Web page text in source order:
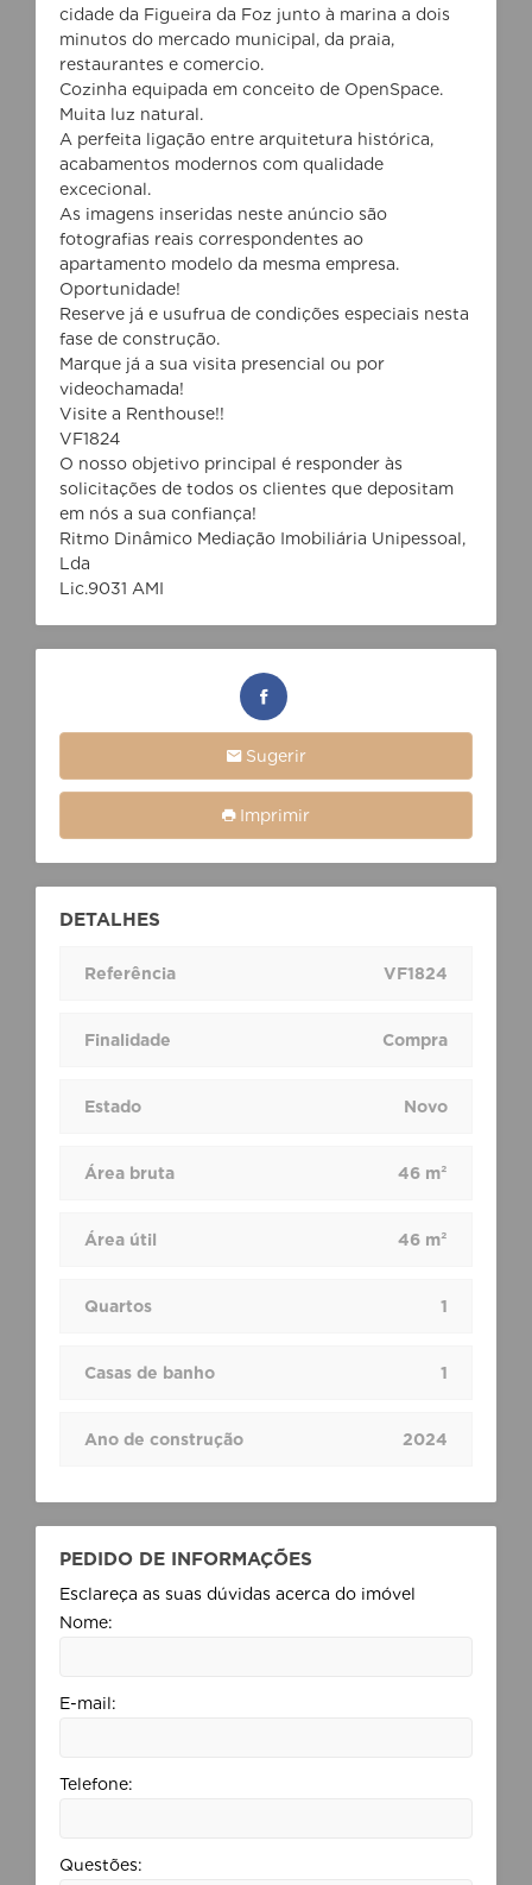
cidade da Figueira da Foz junto à marina a dois
minutos do mercado municipal, da praia,
restaurantes e comercio.
Cozinha equipada em conceito de OpenSpace.
Muita luz natural.
A perfeita ligação entre arquitetura histórica,
acabamentos modernos com qualidade
excecional.
As imagens inseridas neste anúncio são
fotografias reais correspondentes ao
apartamento modelo da mesma empresa.
Oportunidade!
Reserve já e usufrua de condições especiais nesta
fase de construção.
Marque já a sua visita presencial ou por
videochamada!
Visite a Renthouse!!
VF1824
O nosso objetivo principal é responder às
solicitações de todos os clientes que depositam
em nós a sua confiança!
Ritmo Dinâmico Mediação Imobiliária Unipessoal,
Lda
Lic.9031 AMI
Sugerir
Imprimir
DETALHES
Referência VF1824
Finalidade Compra
Estado Novo
Área bruta 46 m²
Área útil 46 m²
Quartos 1
Casas de banho 1
Ano de construção 2024
PEDIDO DE INFORMAÇÕES
Esclareça as suas dúvidas acerca do imóvel
Nome:
E-mail:
Telefone:
Questões: